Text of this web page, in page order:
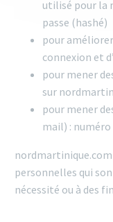
utilisé pour la
passe (hashé)
pour
connexion et
pour mener
sur
pour mener
mail) :
personnelles qui
nécessité ou à des